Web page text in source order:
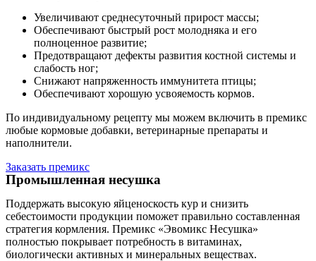
Увеличивают среднесуточный прирост массы;
Обеспечивают быстрый рост молодняка и его
полноценное развитие;
Предотвращают дефекты развития костной системы и
слабость ног;
Снижают напряженность иммунитета птицы;
Обеспечивают хорошую усвояемость кормов.
По индивидуальному рецепту мы можем включить в премикс
любые кормовые добавки, ветеринарные препараты и
наполнители.
Заказать премикс
Промышленная несушка
Поддержать высокую яйценоскость кур и снизить
себестоимости продукции поможет правильно составленная
стратегия кормления. Премикс «Эвомикс Несушка»
полностью покрывает потребность в витаминах,
биологически активных и минеральных веществах.